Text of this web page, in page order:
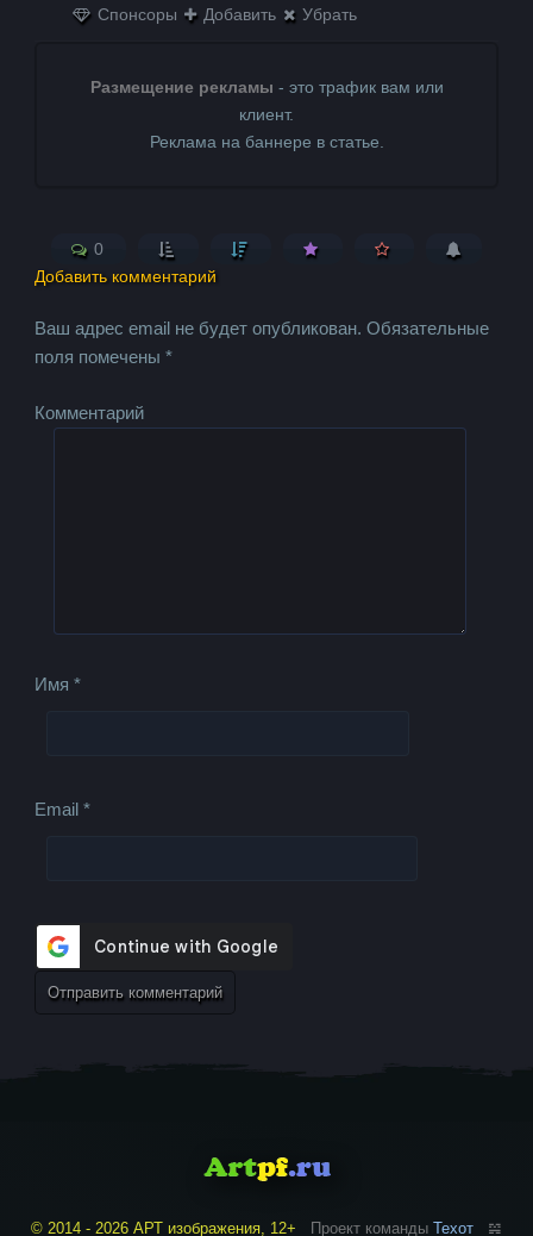
Спонсоры Добавить Убрать
Размещение рекламы - это трафик вам или
клиент.
Реклама на баннере в статье.
0
Добавить комментарий
Ваш адрес email не будет опубликован. Обязательные
поля помечены*
Комментарий
Имя*
Email*
© 2014 - 2026 АРТ изображения, 12+ Проект команды Техот 𝌴